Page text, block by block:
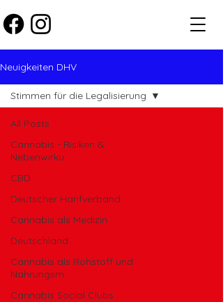
Neuigkeiten DHV
All Posts
Cannabis - Risiken &
Nebenwirku
CBD
Deutscher Hanfverband
Cannabis als Medizin
Deutschland
Cannabis als Rohstoff und
Nahrungsm
Cannabis Social Clubs
Stimmen für die Legalisierung